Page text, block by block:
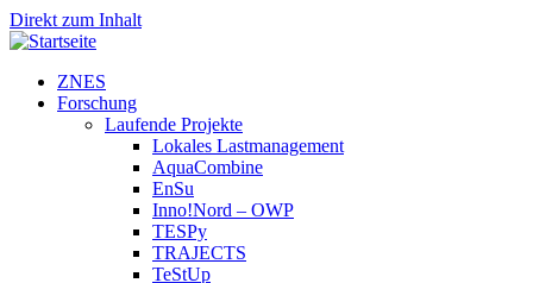
Direkt zum Inhalt
ZNES
Forschung
Laufende Projekte
Lokales Lastmanagement
AquaCombine
EnSu
Inno!Nord – OWP
TESPy
TRAJECTS
TeStUp